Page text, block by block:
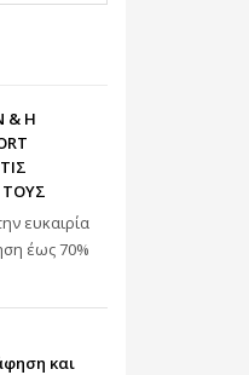
& Η
ευκαιρία
έως 70%
και